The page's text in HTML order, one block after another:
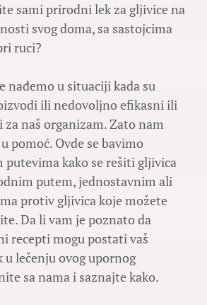
sami prirodni lek za gljivice na
svog doma, sa sastojcima
ruci?
nađemo u situaciji kada su
ili nedovoljno efikasni ili
za naš organizam. Zato nam
pomoć. Ovde se bavimo
kako se rešiti gljivica
putem, jednostavnim ali
protiv gljivica koje možete
Da li vam je poznato da
recepti mogu postati vaš
lečenju ovog upornog
sa nama i saznajte kako.